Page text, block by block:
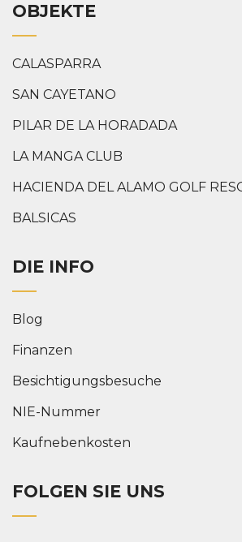
OBJEKTE
CALASPARRA
SAN CAYETANO
PILAR DE LA HORADADA
LA MANGA CLUB
HACIENDA DEL ALAMO GOLF
BALSICAS
DIE INFO
Blog
Finanzen
Besichtigungsbesuche
NIE-Nummer
Kaufnebenkosten
FOLGEN SIE UNS